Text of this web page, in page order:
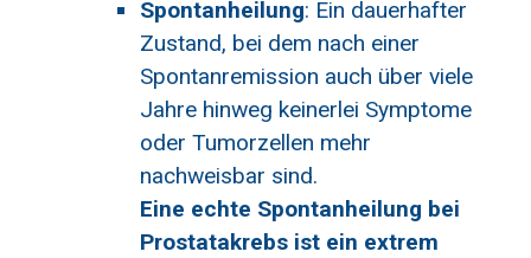
Spontanheilung: Ein dauerhafter
Zustand, bei dem nach einer
Spontanremission auch über viele
Jahre hinweg keinerlei Symptome
oder Tumorzellen mehr
nachweisbar sind.
Eine echte Spontanheilung bei
Prostatakrebs ist ein extrem